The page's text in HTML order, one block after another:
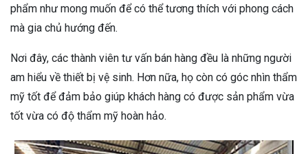
phẩm như mong muốn để có thể tương thích với phong cách
mà gia chủ hướng đến.
Nơi đây, các thành viên tư vấn bán hàng đều là những người
am hiểu về thiết bị vệ sinh. Hơn nữa, họ còn có góc nhìn thẩm
mỹ tốt để đảm bảo giúp khách hàng có được sản phẩm vừa
tốt vừa có độ thẩm mỹ hoàn hảo.